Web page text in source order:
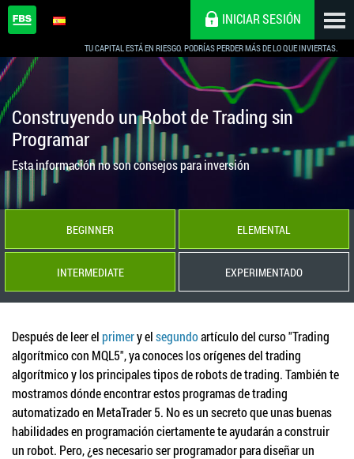
TU CAPITAL ESTÁ EN RIESGO. PODRÍAS PERDER MÁS DE LO QUE INVIERTAS.
INICIAR SESIÓN
Construyendo un Robot de Trading sin
Programar
Esta información no son consejos para inversión
BEGINNER ELEMENTAL
INTERMEDIATE EXPERIMENTADO
Después de leer el primery elsegundoartículo del curso "Trading
algorítmico con MQL5", ya conoces los orígenes del trading
algorítmico y los principales tipos de robots de trading. También te
mostramos dónde encontrar estos programas de trading
automatizado en MetaTrader 5. No es un secreto que unas buenas
habilidades en programación ciertamente te ayudarán a construir
un robot. Pero, ¿es necesario ser programador para diseñar un